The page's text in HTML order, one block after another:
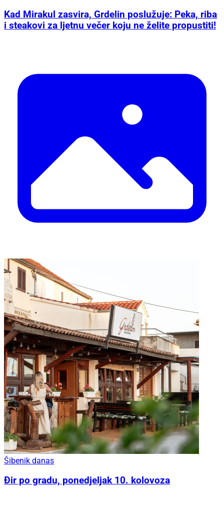
Kad Mirakul zasvira, Grdelin poslužuje: Peka, riba
i steakovi za ljetnu večer koju ne želite propustiti!
Šibenik danas
Đir po gradu, ponedjeljak 10. kolovoza